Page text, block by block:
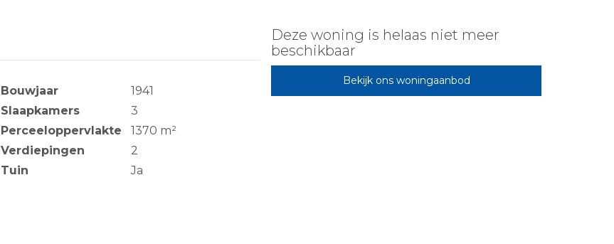
Bouwjaar
1941
Slaapkamers
3
Perceeloppervlakte
1370 m²
Verdiepingen
2
Tuin
Ja
Deze woning is helaas niet meer
beschikbaar
Bekijk ons woningaanbod